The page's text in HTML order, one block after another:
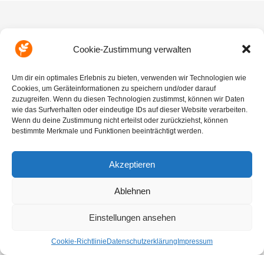
Cookie-Zustimmung verwalten
Um dir ein optimales Erlebnis zu bieten, verwenden wir Technologien wie
Cookies, um Geräteinformationen zu speichern und/oder darauf
zuzugreifen. Wenn du diesen Technologien zustimmst, können wir Daten
wie das Surfverhalten oder eindeutige IDs auf dieser Website verarbeiten.
Wenn du deine Zustimmung nicht erteilst oder zurückziehst, können
bestimmte Merkmale und Funktionen beeinträchtigt werden.
Akzeptieren
Ablehnen
Einstellungen ansehen
Cookie-Richtlinie Datenschutzerklärung Impressum
Auf ins Abenteuer mit Xaver, Jenny und Yogi!
Impressum|Datenschutzerklärung|Cookies|Kontakt